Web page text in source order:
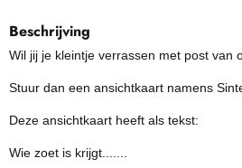
Beschrijving
Wil jij je kleintje verrassen met post van
Stuur dan een ansichtkaart namens
Deze ansichtkaart heeft als tekst:
Wie zoet is krijgt.......